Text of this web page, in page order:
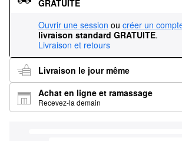
GRATUITE
Ouvrir une session ou créer un
livraison standard GRATUITE.
Livraison et retours
Livraison le jour même
Achat en ligne et ramassage
Recevez-la demain